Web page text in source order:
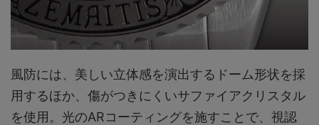
風防には、美しい立体感を演出するドーム形状を採
用するほか、傷がつきにくいサファイアクリスタル
を使用。光のARコーティングを施すことで、視認